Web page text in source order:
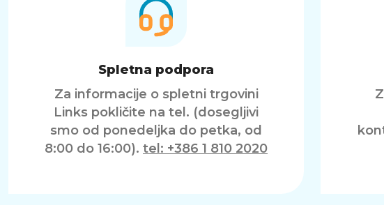
Spletna podpora
Za informacije o spletni trgovini
Links pokličite na tel. (dosegljivi
smo od ponedeljka do petka, od
8:00 do 16:00). tel: +386 1 810 2020